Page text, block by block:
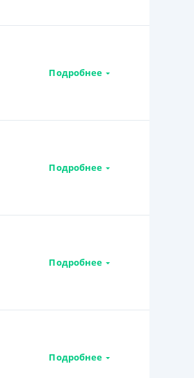
Подробнее
Подробнее
Подробнее
Подробнее